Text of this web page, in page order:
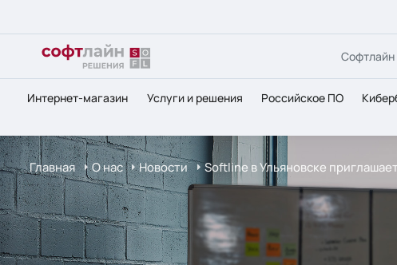
Интернет-магазин Услуги и решения Российское ПО
Главная О нас Новости Softline в Ульяновске